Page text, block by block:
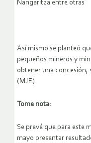
Nangaritza entre otras
Así mismo se planteó
pequeños mineros y
obtener una concesión,
(MJE).
Tome nota:
Se prevé que para este
mayo presentar